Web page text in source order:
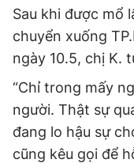
Sau khi được mổ
chuyển xuống
ngày 10.5, chị K.
“Chỉ trong mấy
người. Thật sự
đang lo hậu sự
cũng kêu gọi để